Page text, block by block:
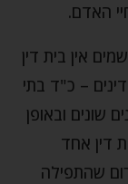
האדם.
אין בית דין
– כ"ד בתי
שונים ובאופן
דין אחד
שהתפילה